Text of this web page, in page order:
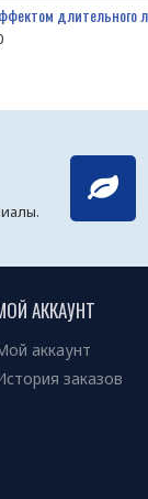
АККАУНТ
аккаунт
заказов